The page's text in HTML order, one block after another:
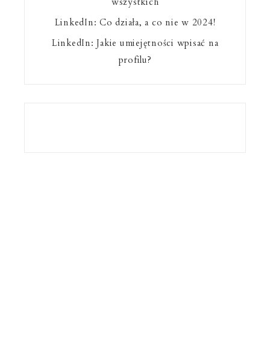
LinkedIn: Co działa, a co nie w 2024!
LinkedIn: Jakie umiejętności wpisać na
profilu?